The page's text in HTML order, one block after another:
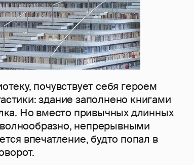
почувствует себя героем
здание заполнено книгами
Но вместо привычных длинных
непрерывными
впечатление, будто попал в